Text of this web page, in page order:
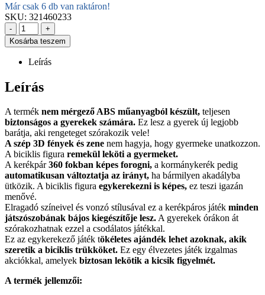
Már csak 6 db van raktáron!
SKU: 321460233
-
+
Kosárba teszem
Leírás
Leírás
A termék nem mérgező ABS műanyagból készült, teljesen
biztonságos a gyerekek számára. Ez lesz a gyerek új legjobb
barátja, aki rengeteget szórakozik vele!
A szép 3D fények és zene nem hagyja, hogy gyermeke unatkozzon.
A biciklis figura remekül leköti a gyermeket.
A kerékpár360 fokban képes forogni, a kormánykerék pedig
automatikusan változtatja az irányt, ha bármilyen akadályba
ütközik. A biciklis figura egykerekezni is képes, ez teszi igazán
menővé.
Elragadó színeivel és vonzó stílusával ez a kerékpáros játék minden
játszószobának bájos kiegészítője lesz.A gyerekek órákon át
szórakozhatnak ezzel a csodálatos játékkal.
Ez az egykerekező játék tökéletes ajándék lehet azoknak, akik
szeretik a biciklis trükköket. Ez egy élvezetes játék izgalmas
akciókkal, amelyek biztosan lekötik a kicsik figyelmét.
A termék jellemzői: